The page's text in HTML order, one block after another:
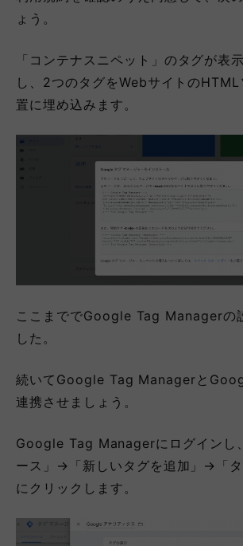
ょう。
「コンテナスニペット」のタグが表
し、2つのタグをWebサイトの
置に埋め込みます。
ここまででGoogle Tag Managerの
した。
続いてGoogle Tag Managerと
連携させましょう。
Google Tag Managerにログインし
ース」→「新しいタグを追加」→「
にクリックします。